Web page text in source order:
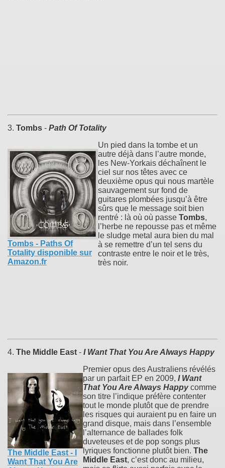
3. Tombs - Path Of Totality
Tombs - Paths Of
Totality disponible sur
Amazon.fr
Un pied dans la tombe et un
autre déjà dans l’autre monde,
les New-Yorkais déchaînent le
ciel sur nos têtes avec ce
deuxième opus qui nous martèle
sauvagement sur fond de
guitares plombées jusqu’à être
sûrs que le message soit bien
rentré : là où où passe Tombs,
l’herbe ne repousse pas et même
le sludge metal aura bien du mal
à se remettre d’un tel sens du
contraste entre le noir et le très,
très noir.
4. The Middle East - I Want That You Are Always Happy
The Middle East - I
Want That You Are
Premier opus des Australiens révélés
par un parfait EP en 2009, I Want
That You Are Always Happy comme
son titre l’indique préfère contenter
tout le monde plutôt que de prendre
les risques qui auraient pu en faire un
grand disque, mais dans l’ensemble
l’alternance de ballades folk
duveteuses et de pop songs plus
lyriques fonctionne plutôt bien. The
Middle East, c’est donc au milieu,